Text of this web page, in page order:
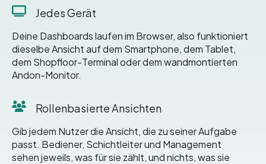
Jedes Gerät
Deine Dashboards laufen im Browser, also funktioniert
dieselbe Ansicht auf dem Smartphone, dem Tablet,
dem Shopfloor-Terminal oder dem wandmontierten
Andon-Monitor.
Rollenbasierte Ansichten
Gib jedem Nutzer die Ansicht, die zu seiner Aufgabe
passt. Bediener, Schichtleiter und Management
sehen jeweils, was für sie zählt, und nichts, was sie